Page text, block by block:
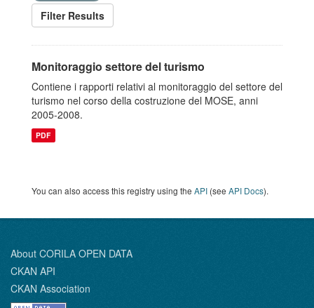
Filter Results
Monitoraggio settore del turismo
Contiene i rapporti relativi al monitoraggio del settore del
turismo nel corso della costruzione del MOSE, anni
2005-2008.
PDF
You can also access this registry using the API (see API Docs).
About CORILA OPEN DATA
CKAN API
CKAN Association